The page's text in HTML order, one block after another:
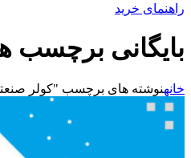
راهنمای خرید
بایگانی برچسب
خانهنوشته های برچسب "کولر